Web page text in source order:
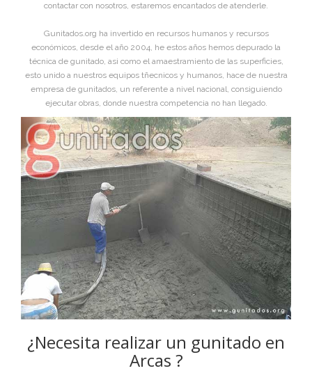
contactar con nosotros, estaremos encantados de atenderle.
Gunitados.org ha invertido en recursos humanos y recursos
económicos, desde el año 2004, he estos años hemos depurado la
técnica de gunitado, asi como el amaestramiento de las superficies,
esto unido a nuestros equipos tñecnicos y humanos, hace de nuestra
empresa de gunitados, un referente a nivel nacional, consiguiendo
ejecutar obras, donde nuestra competencia no han llegado.
¿Necesita realizar un gunitado en
Arcas ?